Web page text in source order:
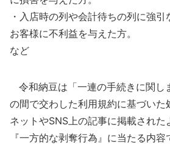
・入店時の列や会計待ちの列に強
お客様に不利益を与えた方。
など
令和納豆は「一連の手続きに関し
の間で交わした利用規約に基づいた
ネットやSNS上の記事に掲載され
『一方的な剥奪行為』に当たる内